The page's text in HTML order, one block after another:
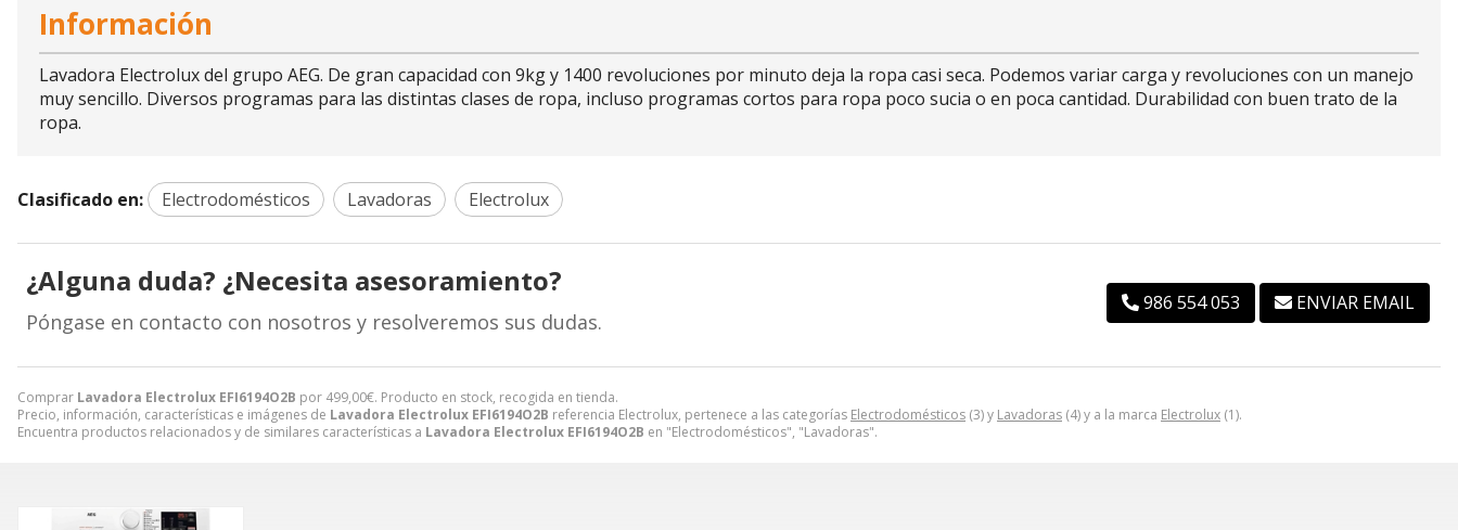
Comprar Lavadora Electrolux EFI6194O2B por 499,00€. Producto en stock, recogida en tienda.
Precio, información, características e imágenes de Lavadora Electrolux EFI6194O2B referencia Electrolux, pertenece a las categorías Electrodomésticos (3) y Lavadoras (4) y a la marca Electrolux (1).
Encuentra productos relacionados y de similares características a Lavadora Electrolux EFI6194O2B en "Electrodomésticos", "Lavadoras".
Información
Lavadora Electrolux del grupo AEG. De gran capacidad con 9kg y 1400 revoluciones por minuto deja la ropa casi seca. Podemos variar carga y revoluciones con un manejo
muy sencillo. Diversos programas para las distintas clases de ropa, incluso programas cortos para ropa poco sucia o en poca cantidad. Durabilidad con buen trato de la
ropa.
Clasificado en: Electrodomésticos Lavadoras Electrolux
¿Alguna duda? ¿Necesita asesoramiento?
Póngase en contacto con nosotros y resolveremos sus dudas.
986 554 053 ENVIAR EMAIL